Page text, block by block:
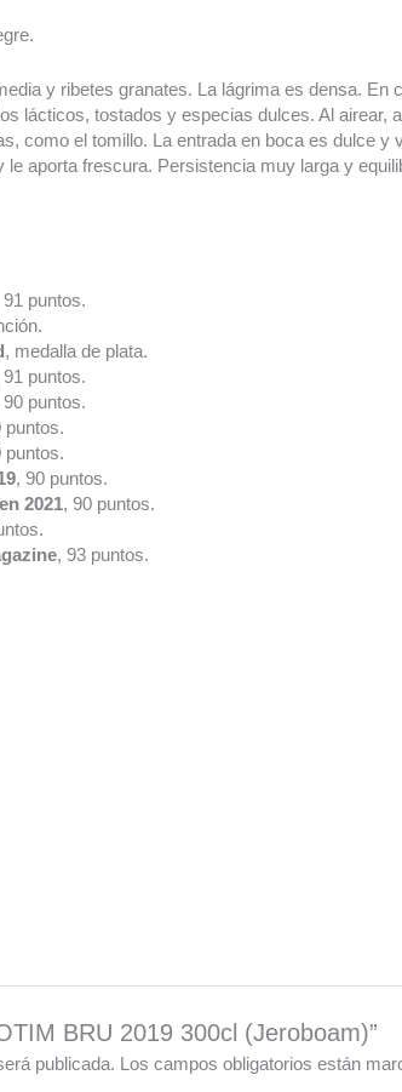
y ribetes granates. La lágrima es densa.
lácticos, tostados y especias dulces. Al
como el tomillo. La entrada en boca es dulce
aporta frescura. Persistencia muy larga y
puntos.
, medalla de plata.
puntos.
puntos.
puntos.
puntos.
, 90 puntos.
2021, 90 puntos.
, 93 puntos.
BRU 2019 300cl (Jeroboam)”
publicada. Los campos obligatorios están